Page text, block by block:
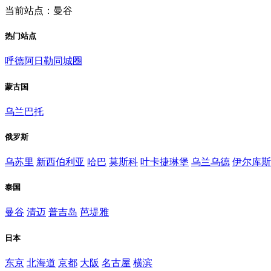
当前站点：曼谷
热门站点
呼德阿日勒同城圈
蒙古国
乌兰巴托
俄罗斯
乌苏里 新西伯利亚 哈巴 莫斯科 叶卡捷琳堡 乌兰乌德 伊尔库
泰国
曼谷 清迈 普吉岛 芭堤雅
日本
东京 北海道 京都 大阪 名古屋 横滨